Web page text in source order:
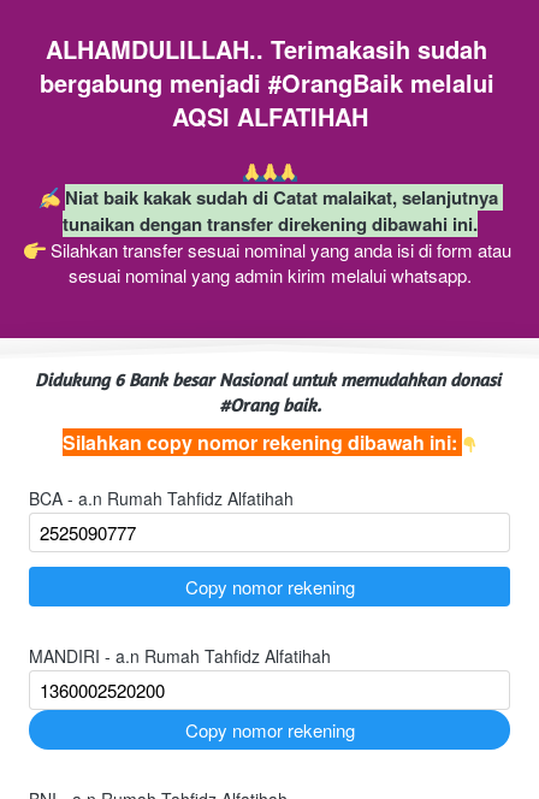
ALHAMDULILLAH.. Terimakasih sudah
bergabung menjadi #OrangBaik melalui
AQSI ALFATIHAH
Niat baik kakak sudah di Catat malaikat, selanjutnya
tunaikan dengan transfer direkening dibawahi ini.
Silahkan transfer sesuai nominal yang anda isi di form atau
sesuai nominal yang admin kirim melalui whatsapp.
Didukung 6 Bank besar Nasional untuk memudahkan donasi
#Orang baik.
Silahkan copy nomor rekening dibawah ini:
BCA - a.n Rumah Tahfidz Alfatihah
`
Copy nomor rekening
MANDIRI - a.n Rumah Tahfidz Alfatihah
`
Copy nomor rekening